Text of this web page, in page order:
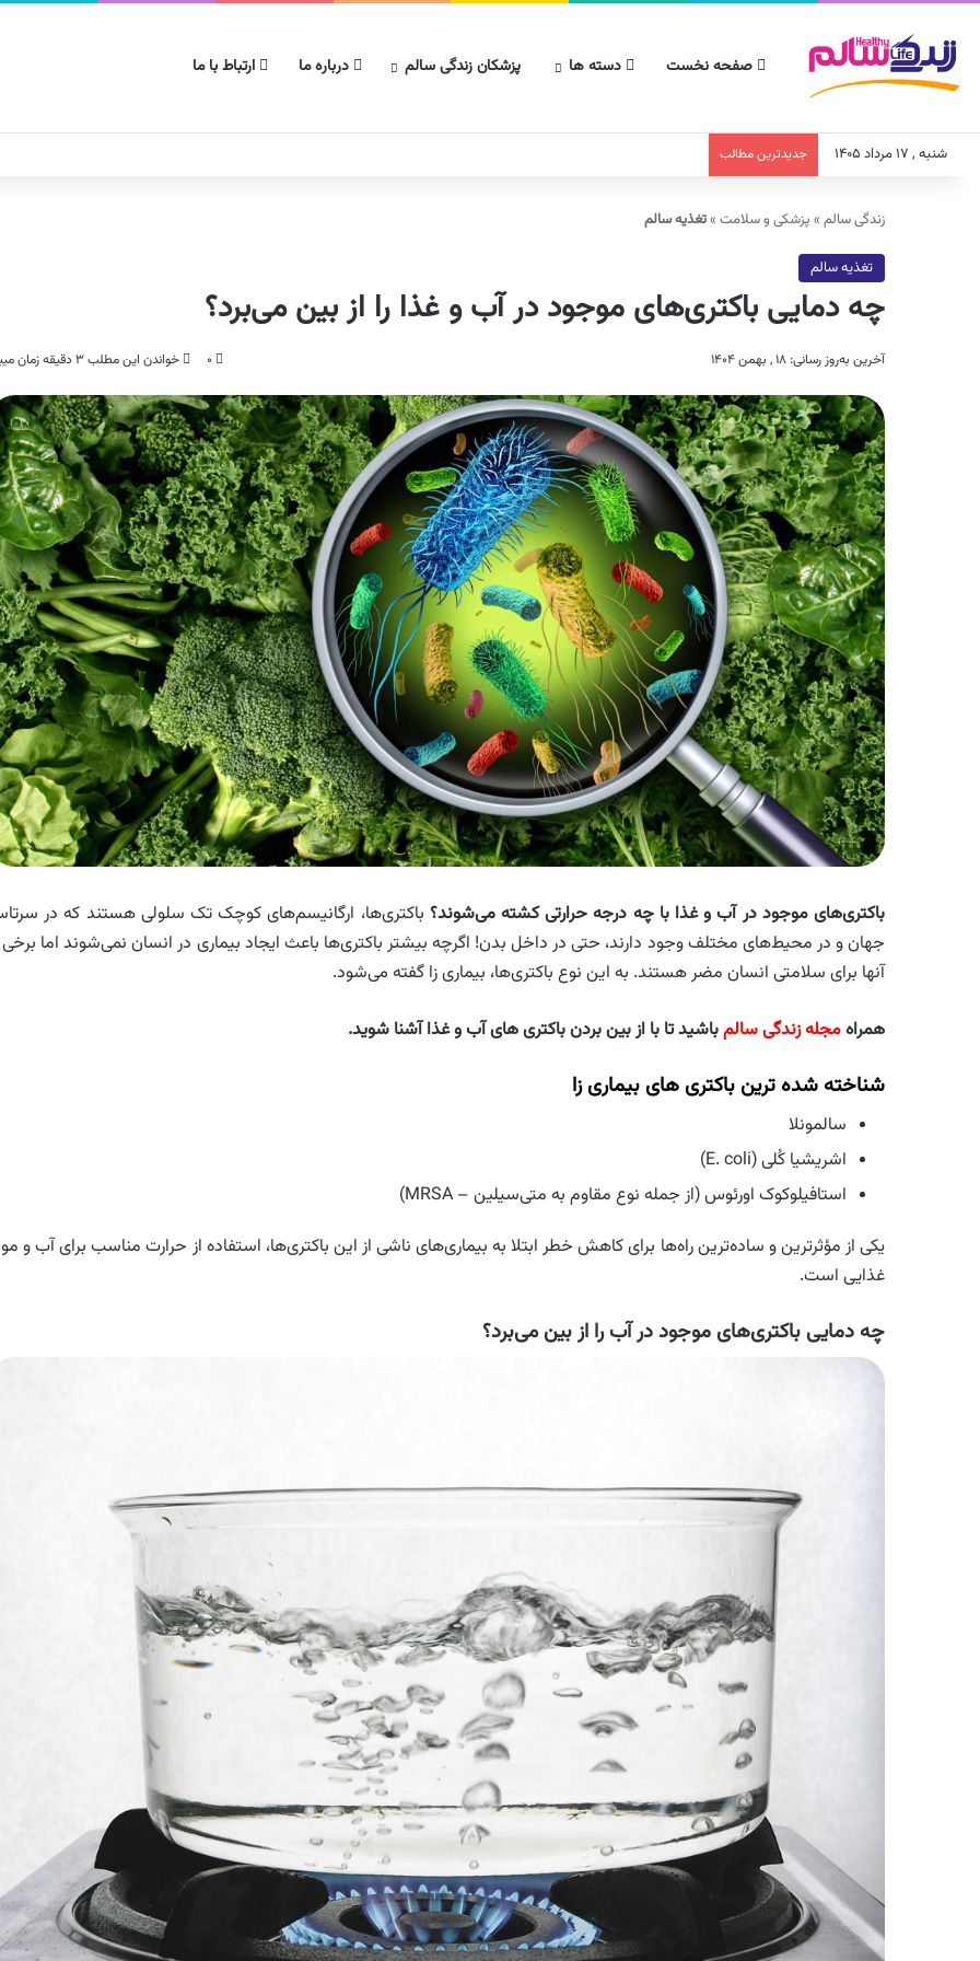
صفحه نخست دسته ها پزشکان زندگی سالم درباره ما ارتباط با ما
شنبه , ۱۷ مرداد ۱۴۰۵ جدیدترین مطالب
زندگی سالم » پزشکی و سلامت »تغذیه سالم
تغذیه سالم
چه دمایی باکتری‌های موجود در آب و غذا را از بین می‌برد؟
آخرین به‌روز رسانی: ۱۸ , بهمن ۱۴۰۴ ۰ خواندن این مطلب ۳ دقیقه زمان میبرد
باکتری‌های موجود در آب و غذا با چه درجه حرارتی کشته می‌شوند؟ باکتری‌ها، ارگانیسم‌های کوچک تک سلولی هستند که در
جهان و در محیط‌های مختلف وجود دارند، حتی در داخل بدن! اگرچه بیشتر باکتری‌ها باعث ایجاد بیماری در انسان نمی‌شوند اما برخی
آنها برای سلامتی انسان مضر هستند. به این نوع باکتری‌ها، بیماری‌ زا گفته می‌شود.
همراهمجله زندگی سالمباشید تا با از بین بردن باکتری های آب و غذا آشنا شوید.
شناخته شده ترین باکتری های بیماری زا
سالمونلا
اشریشیا کُلی (E. coli)
استافیلوکوک اورئوس (از جمله نوع مقاوم به متی‌سیلین – MRSA)
یکی از مؤثرترین و ساده‌ترین راه‌ها برای کاهش خطر ابتلا به بیماری‌های ناشی از این باکتری‌ها، استفاده از حرارت مناسب برای آب و
غذایی است.
چه دمایی باکتری‌های موجود در آب را از بین می‌برد؟